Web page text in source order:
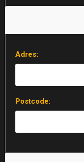
Adres:
Postcode: